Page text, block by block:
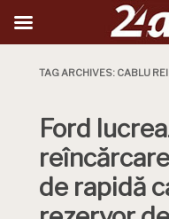
TAG ARCHIVES: CABLU
Ford
de rapidă